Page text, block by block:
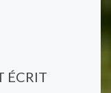
ÉCRIT